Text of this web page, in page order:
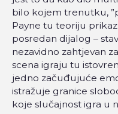
bilo kojem trenutku,
Payne tu teoriju
posredan dijalog –
nezavidno zahtjevan
scena igraju tu
jedno začuđujuće
istražuje granice
koje slučajnost igra u